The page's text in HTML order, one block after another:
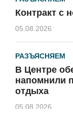
Контракт с
05.08.2026
РАЗЪЯСНЯЕМ
В Центре
напомнили
отдыха
05.08.2026